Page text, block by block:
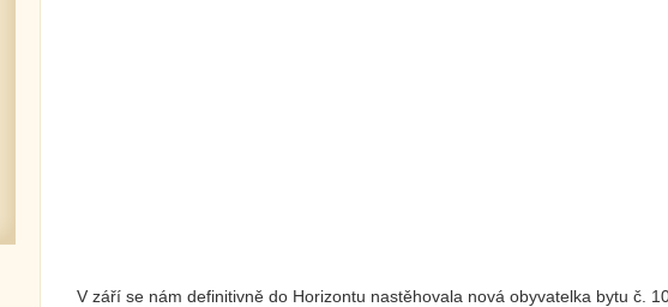
V září se nám definitivně do Horizontu nastěhovala nová obyvatelka bytu č.